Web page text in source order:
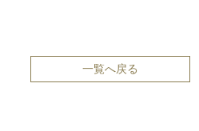
一覧へ戻る